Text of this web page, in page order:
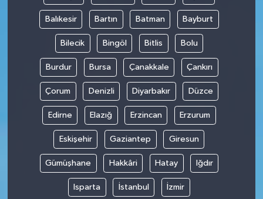
Balıkesir Bartın Batman Bayburt
Bilecik Bingöl Bitlis Bolu
Burdur Bursa Çanakkale Çankırı
Çorum Denizli Diyarbakır Düzce
Edirne Elazığ Erzincan Erzurum
Eskişehir Gaziantep Giresun
Gümüşhane Hakkâri Hatay Iğdır
Isparta İstanbul İzmir